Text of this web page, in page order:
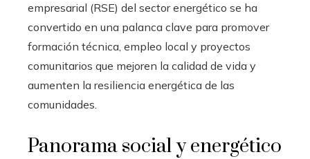
empresarial (RSE) del sector energético se ha
convertido en una palanca clave para promover
formación técnica, empleo local y proyectos
comunitarios que mejoren la calidad de vida y
aumenten la resiliencia energética de las
comunidades.
Panorama social y energético